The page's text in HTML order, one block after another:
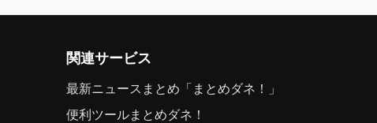
関連サービス
最新ニュースまとめ「まとめダネ！」
便利ツールまとめダネ！